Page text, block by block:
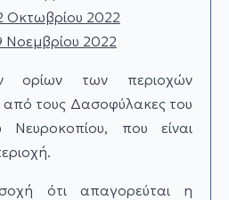
Οκτωβρίου 2022
Νοεμβρίου 2022
ορίων των περιοχών
από τους Δασοφύλακες του
που είναι
ότι απαγορεύται η